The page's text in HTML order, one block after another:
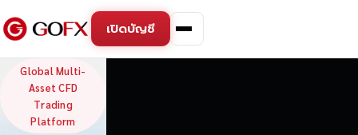
เปิดบัญชี
GoFX — Global Multi-
Global Multi-
Asset CFD
Trading
Platform